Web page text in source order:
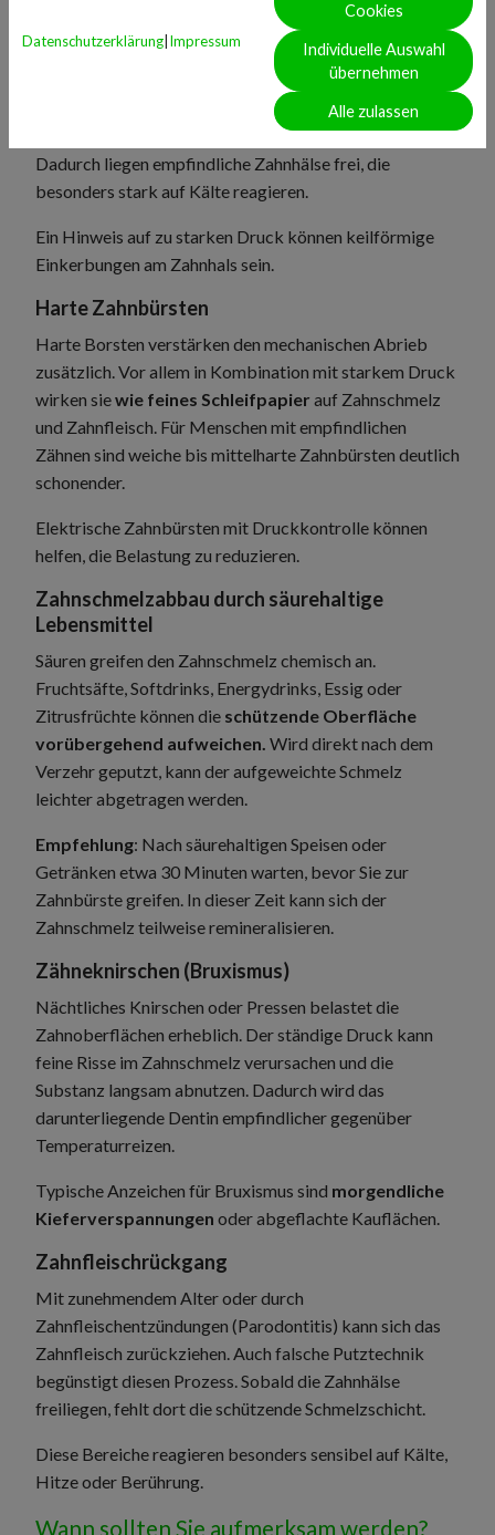
Eine gründliche Mundhygiene ist wichtig –
zu viel Druck
kann jedoch schaden.Wer beim Putzen stark
aufdrückt oder mit „schrubbenden“ Bewegungen
arbeitet, trägt langfristig Zahnschmelz ab. Gleichzeitig
kann sich das Zahnfleisch langsam zurückziehen.
Dadurch liegen empfindliche Zahnhälse frei, die
besonders stark auf Kälte reagieren.
Ein Hinweis auf zu starken Druck können keilförmige
Einkerbungen am Zahnhals sein.
Harte Zahnbürsten
Harte Borsten verstärken den mechanischen Abrieb
zusätzlich. Vor allem in Kombination mit starkem Druck
wirken siewie feines Schleifpapier auf Zahnschmelz
und Zahnfleisch. Für Menschen mit empfindlichen
Zähnen sind weiche bis mittelharte Zahnbürsten deutlich
schonender.
Elektrische Zahnbürsten mit Druckkontrolle können
helfen, die Belastung zu reduzieren.
Zahnschmelzabbau durch säurehaltige
Lebensmittel
Säuren greifen den Zahnschmelz chemisch an.
Fruchtsäfte, Softdrinks, Energydrinks, Essig oder
Zitrusfrüchte können die schützende Oberfläche
vorübergehend aufweichen. Wird direkt nach dem
Verzehr geputzt, kann der aufgeweichte Schmelz
leichter abgetragen werden.
Empfehlung: Nach säurehaltigen Speisen oder
Getränken etwa 30 Minuten warten, bevor Sie zur
Zahnbürste greifen. In dieser Zeit kann sich der
Zahnschmelz teilweise remineralisieren.
Zähneknirschen (Bruxismus)
Nächtliches Knirschen oder Pressen belastet die
Zahnoberflächen erheblich. Der ständige Druck kann
feine Risse im Zahnschmelz verursachen und die
Substanz langsam abnutzen. Dadurch wird das
darunterliegende Dentin empfindlicher gegenüber
Temperaturreizen.
Typische Anzeichen für Bruxismus sind morgendliche
Kieferverspannungen oder abgeflachte Kauflächen.
Zahnfleischrückgang
Mit zunehmendem Alter oder durch
Zahnfleischentzündungen (Parodontitis) kann sich das
Zahnfleisch zurückziehen. Auch falsche Putztechnik
begünstigt diesen Prozess. Sobald die Zahnhälse
freiliegen, fehlt dort die schützende Schmelzschicht.
Diese Bereiche reagieren besonders sensibel auf Kälte,
Hitze oder Berührung.
Wann sollten Sie aufmerksam werden?
Datenschutzerklärung|Impressum
Cookies
Individuelle Auswahl
übernehmen
Alle zulassen